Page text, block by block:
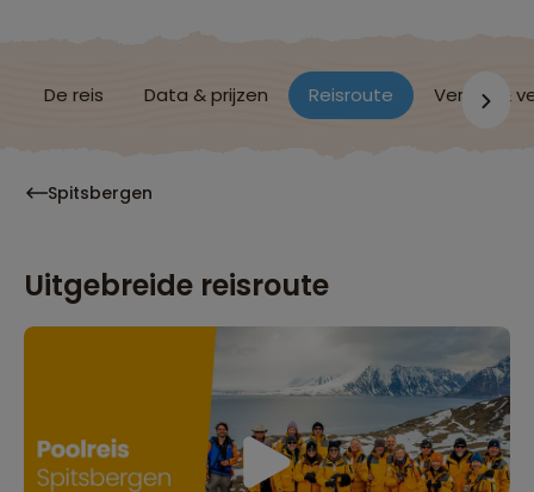
De reis Data & prijzen Reisroute Verblijf &
Spitsbergen
Uitgebreide reisroute